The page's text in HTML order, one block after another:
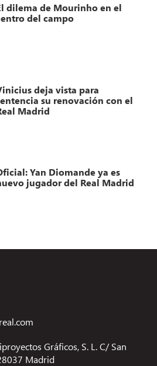
dilema de Mourinho en el
del campo
deja vista para
su renovación con el
Madrid
Yan Diomande ya es
jugador del Real Madrid
Gráficos, S. L. C/ San
Madrid